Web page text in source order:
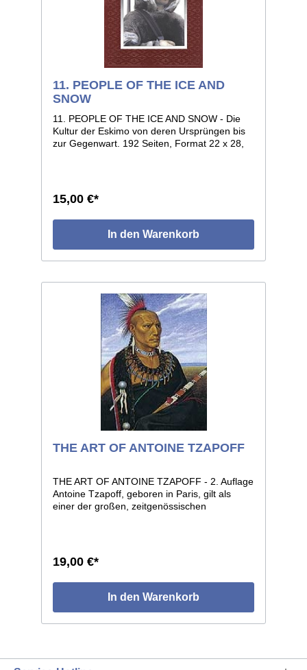
11. PEOPLE OF THE ICE AND
SNOW
11. PEOPLE OF THE ICE AND SNOW - Die
Kultur der Eskimo von deren Ursprüngen bis
zur Gegenwart. 192 Seiten, Format 22 x 28,
15,00 €*
In den Warenkorb
THE ART OF ANTOINE TZAPOFF
THE ART OF ANTOINE TZAPOFF - 2. Auflage
Antoine Tzapoff, geboren in Paris, gilt als
einer der großen, zeitgenössischen
bekannt, zählt er in den USA seit langer Zeit
zu den höchstgehandelten und
renommiertesten Malern historischer
indianischer Bildnisse. Tzapoff zählt zu den
wiederzugeben. Tzapoffs Werke bestechen
19,00 €*
In den Warenkorb